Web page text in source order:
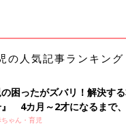
の人気記事ランキング
困ったがズバリ！解決す
4カ月～2才になるまで
い！
ゃん・育児